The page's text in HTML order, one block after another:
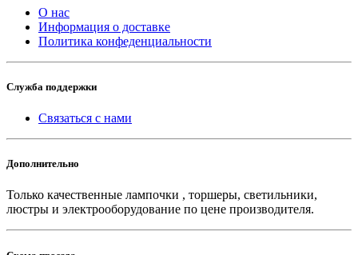
О нас
Информация о доставке
Политика конфеденциальности
Служба поддержки
Связаться с нами
Дополнительно
Только качественные лампочки , торшеры, светильники,
люстры и электрооборудование по цене производителя.